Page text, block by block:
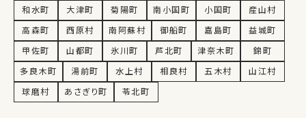
和水町
大津町 菊陽町 南小国町 小国町
産山村
高森町
西原村 南阿蘇村 御船町 嘉島町
益城町
甲佐町
山都町 氷川町 芦北町 津奈木町
錦町
多良木町
湯前町 水上村 相良村 五木村
山江村
球磨村
あさぎり町 苓北町